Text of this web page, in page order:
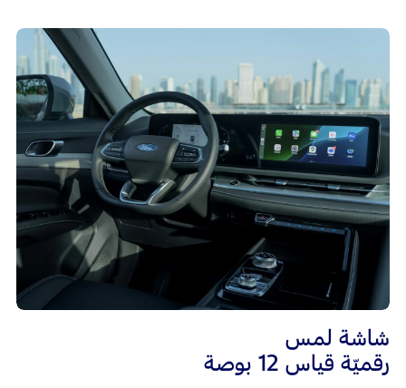
شاشة لمس
رقميّة قياس 12 بوصة